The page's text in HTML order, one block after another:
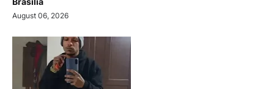
August 06, 2026